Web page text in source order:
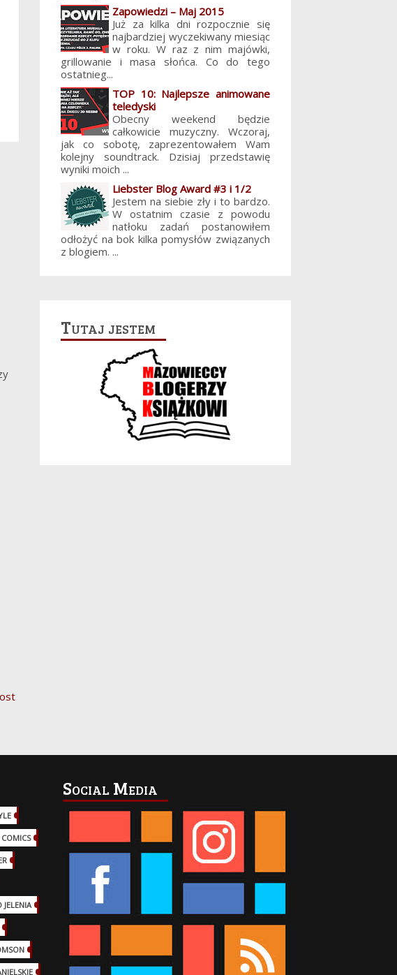
Zapowiedzi – Maj 2015
Już za kilka dni rozpocznie się
najbardziej wyczekiwany miesiąc
w roku. W raz z nim majówki,
grillowanie i masa słońca. Co do tego
ostatnieg...
TOP 10: Najlepsze animowane
teledyski
Obecny weekend będzie
całkowicie muzyczny. Wczoraj,
jak co sobotę, zaprezentowałem Wam
kolejny soundtrack. Dzisiaj przedstawię
wyniki moich ...
Liebster Blog Award #3 i 1/2
Jestem na siebie zły i to bardzo.
W ostatnim czasie z powodu
natłoku zadań postanowiłem
odłożyć na bok kilka pomysłów związanych
z blogiem. ...
Tutaj jestem
COMICS
JELENIA
Social Media